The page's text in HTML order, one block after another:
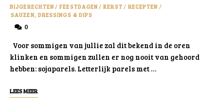
BIJGERECHTEN/ FEESTDAGEN/ KERST / RECEPTEN /
SAUZEN, DRESSINGS & DIPS
0
Voor sommigen van jullie zal dit bekend in de oren
klinken en sommigen zullen er nog nooit van gehoord
hebben: sojaparels. Letterlijk parels met …
LEES MEER